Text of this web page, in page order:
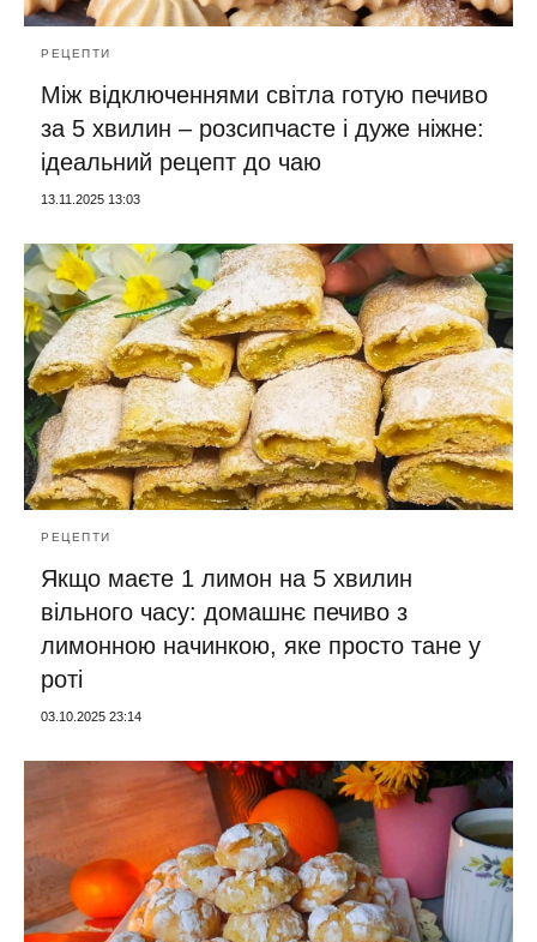
РЕЦЕПТИ
Між відключеннями світла готую печиво
за 5 хвилин – розсипчасте і дуже ніжне:
ідеальний рецепт до чаю
13.11.2025 13:03
РЕЦЕПТИ
Якщо маєте 1 лимон на 5 хвилин
вільного часу: домашнє печиво з
лимонною начинкою, яке просто тане у
роті
03.10.2025 23:14